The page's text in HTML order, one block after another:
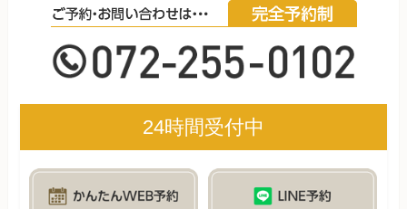
24時間受付中